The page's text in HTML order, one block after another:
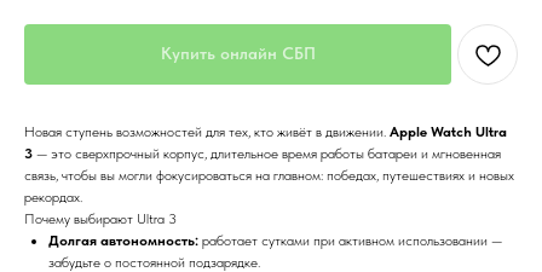
Купить онлайн СБП
Новая ступень возможностей для тех, кто живёт в движении. Apple Watch Ultra
3 — это сверхпрочный корпус, длительное время работы батареи и мгновенная
связь, чтобы вы могли фокусироваться на главном: победах, путешествиях и новых
рекордах.
Почему выбирают Ultra 3
Долгая автономность: работает сутками при активном использовании —
забудьте о постоянной подзарядке.